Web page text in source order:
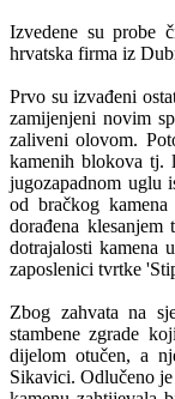
Izvedene su probe
hrvatska firma iz
Prvo su izvađeni
zamijenjeni novim
zaliveni olovom.
kamenih blokova tj.
jugozapadnom uglu
od bračkog
dorađena
dotrajalosti kamena
zaposlenici tvrtke
Zbog zahvata na
stambene zgrade
dijelom otučen, a
Sikavici. Odlučeno